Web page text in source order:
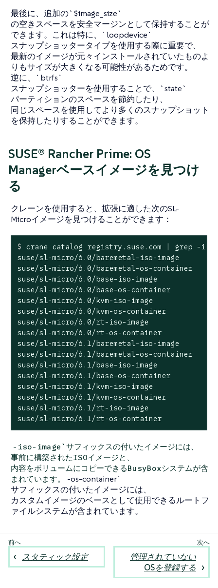
最後に、追加の`$image_size`
の空きスペースを安全マージンとして保持することが
できます。これは特に、`loopdevice`
スナップショッタータイプを使用する際に重要で、
最新のイメージが元々インストールされていたものよ
りもサイズが大きくなる可能性があるためです。
逆に、`btrfs`
スナップショッターを使用することで、`state`
パーティションのスペースを節約したり、
同じスペースを使用してより多くのスナップショット
を保持したりすることができます。
SUSE® Rancher Prime: OS
Managerベースイメージを見つけ
る
クレーンを使用すると、拡張に適した次のSL-
Microイメージを見つけることができます：
$ crane catalog registry.suse.com | grep -i
suse/sl-micro/6.0/baremetal-iso-image
suse/sl-micro/6.0/baremetal-os-container
suse/sl-micro/6.0/base-iso-image
suse/sl-micro/6.0/base-os-container
suse/sl-micro/6.0/kvm-iso-image
suse/sl-micro/6.0/kvm-os-container
suse/sl-micro/6.0/rt-iso-image
suse/sl-micro/6.0/rt-os-container
suse/sl-micro/6.1/baremetal-iso-image
suse/sl-micro/6.1/baremetal-os-container
suse/sl-micro/6.1/base-iso-image
suse/sl-micro/6.1/base-os-container
suse/sl-micro/6.1/kvm-iso-image
suse/sl-micro/6.1/kvm-os-container
suse/sl-micro/6.1/rt-iso-image
suse/sl-micro/6.1/rt-os-container
-iso-image`サフィックスの付いたイメージには、
事前に構築されたISOイメージと、
内容をボリュームにコピーできるBusyBoxシステムが含
まれています。
-os-container`
サフィックスの付いたイメージには、
カスタムイメージのベースとして使用できるルートフ
ァイルシステムが含まれています。
スタティック設定
管理されていない
OSを登録する